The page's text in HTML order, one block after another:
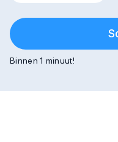
Binnen 1 minuut!